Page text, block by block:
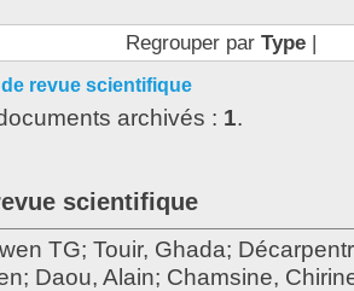
Regrouper par Type|
revue scientifique
archivés : 1.
scientifique
TG; Touir, Ghada;
; Daou, Alain; Chamsine,